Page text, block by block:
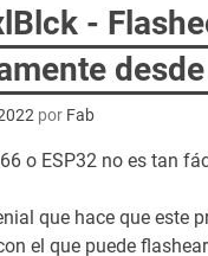
-
por Fab
o ESP32 no es tan
que hace que este
el que puede